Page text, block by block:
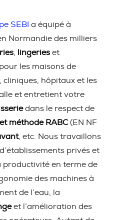
SEBI a équipé à
Normandie des milliers
lingeries et
les maisons de
cliniques, hôpitaux et les
et entretient votre
dans le respect de
méthode RABC(EN NF
, etc. Nous travaillons
privés et
productivité en terme de
des machines à
de l’eau, la
et l’amélioration des